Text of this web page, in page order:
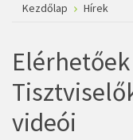
Kezdőlap Hírek
videói